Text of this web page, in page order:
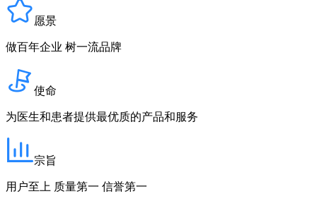
愿景
做百年企业 树一流品牌
使命
为医生和患者提供最优质的产品和服务
宗旨
用户至上 质量第一 信誉第一